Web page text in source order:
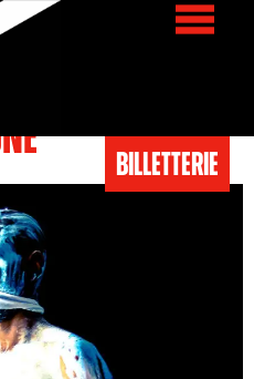
BIlletterie
- 2018